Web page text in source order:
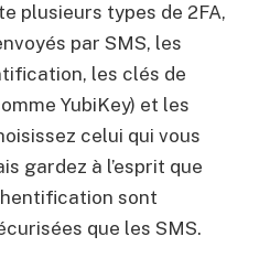
plusieurs types de 2FA,
par SMS, les
les clés de
YubiKey) et les
celui qui vous
gardez à l’esprit que
sont
que les SMS.